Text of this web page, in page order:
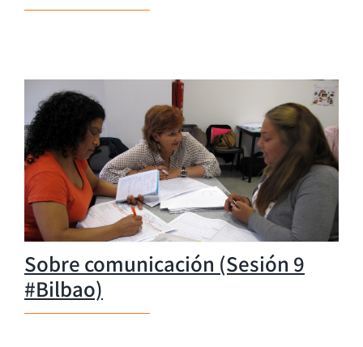
Sobre comunicación (Sesión 9
#Bilbao)